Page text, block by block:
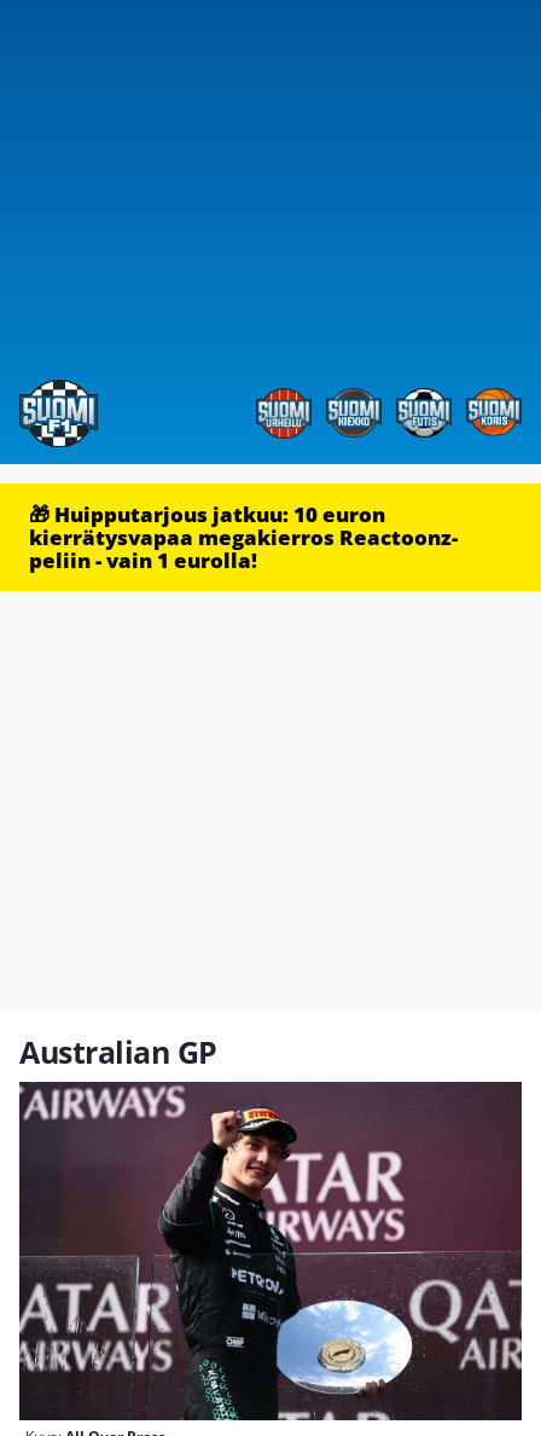
🎁 Huipputarjous jatkuu: 10 euron
kierrätysvapaa megakierros Reactoonz-
peliin - vain 1 eurolla!
Australian GP